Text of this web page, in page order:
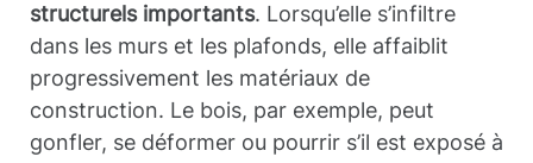
structurels importants. Lorsqu’elle s’infiltre
dans les murs et les plafonds, elle affaiblit
progressivement les matériaux de
construction. Le bois, par exemple, peut
gonfler, se déformer ou pourrir s’il est exposé à